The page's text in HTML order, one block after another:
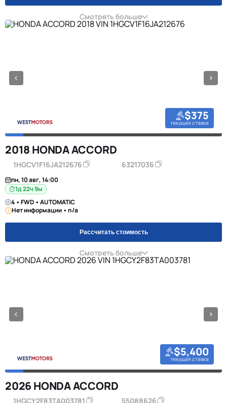
Смотреть больше
$375
текущая ставка
2018 HONDA ACCORD
1HGCV1F16JA212676 63217036
пн, 10 авг, 14:00
1д 22ч 9м
4 • FWD • AUTOMATIC
Нет информации • n/a
Рассчитать стоимость
Смотреть больше
$5,400
текущая ставка
2026 HONDA ACCORD
1HGCY2F83TA003781 55088626